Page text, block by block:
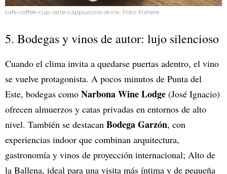
cafe-coffee-cup-latte-cappuccino-drink. Foto: Pxhere
5. Bodegas y vinos de autor: lujo silencioso
Cuando el clima invita a quedarse puertas adentro, el vino
se vuelve protagonista. A pocos minutos de Punta del
Este, bodegas como Narbona Wine Lodge (José Ignacio)
ofrecen almuerzos y catas privadas en entornos de alto
nivel. También se destacan Bodega Garzón, con
experiencias indoor que combinan arquitectura,
gastronomía y vinos de proyección internacional; Alto de
la Ballena, ideal para una visita más íntima y de pequeña